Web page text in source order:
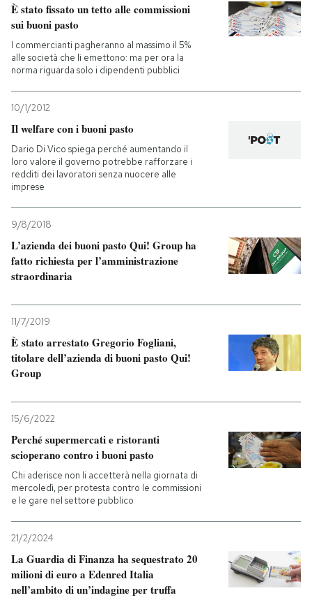
È stato fissato un tetto alle commissioni
sui buoni pasto
I commercianti pagheranno al massimo il 5%
alle società che li emettono: ma per ora la
norma riguarda solo i dipendenti pubblici
10/1/2012
Il welfare con i buoni pasto
Dario Di Vico spiega perché aumentando il
loro valore il governo potrebbe rafforzare i
redditi dei lavoratori senza nuocere alle
imprese
9/8/2018
L’azienda dei buoni pasto Qui! Group ha
fatto richiesta per l’amministrazione
straordinaria
11/7/2019
È stato arrestato Gregorio Fogliani,
titolare dell’azienda di buoni pasto Qui!
Group
15/6/2022
Perché supermercati e ristoranti
scioperano contro i buoni pasto
Chi aderisce non li accetterà nella giornata di
mercoledì, per protesta contro le commissioni
e le gare nel settore pubblico
21/2/2024
La Guardia di Finanza ha sequestrato 20
milioni di euro a Edenred Italia
nell’ambito di un’indagine per truffa